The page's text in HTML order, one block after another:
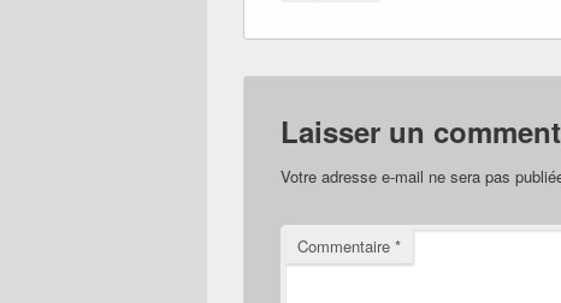
Laisser un
Votre adresse e-mail ne sera pas
Commentaire *